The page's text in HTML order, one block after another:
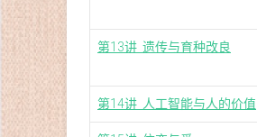
第13讲 遗传与育种改良
第14讲 人工智能与人的价值